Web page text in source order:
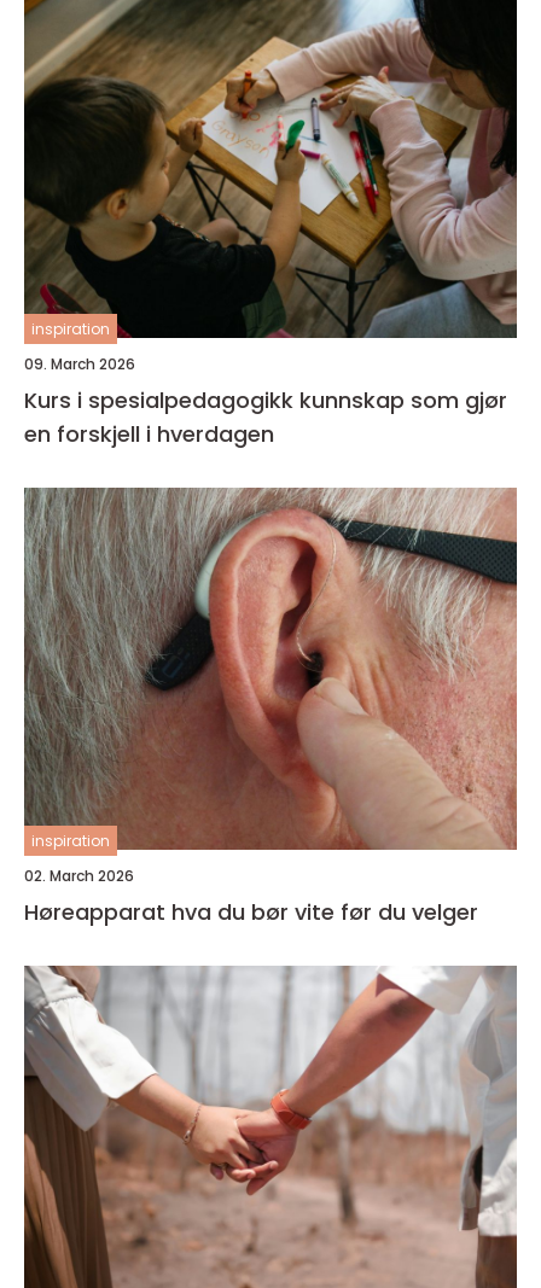
inspiration
09. March 2026
Kurs i spesialpedagogikk kunnskap som gjør
en forskjell i hverdagen
inspiration
02. March 2026
Høreapparat hva du bør vite før du velger